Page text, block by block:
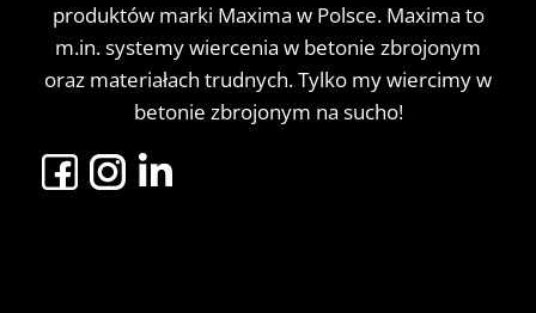
produktów marki Maxima w Polsce. Maxima to
m.in. systemy wiercenia w betonie zbrojonym
oraz materiałach trudnych. Tylko my wiercimy w
betonie zbrojonym na sucho!